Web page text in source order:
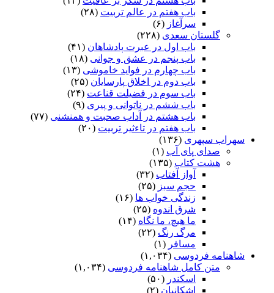
باب هفتم در عالم تربیت (۲۸)
سرآغاز (۶)
گلستان سعدی (۲۲۸)
باب اول در عبرت پادشاهان (۴۱)
باب پنجم در عشق و جوانى (۱۸)
باب چهارم در فواید خاموشى (۱۳)
باب دوم در اخلاق پارسایان (۲۵)
باب سوم در فضیلت قناعت (۲۴)
باب ششم در ناتوانى و پیرى (۹)
باب هشتم در آداب صحبت و همنشنى (۷۷)
باب هفتم در تاءثیر تربیت (۲۰)
سهراب سپهری (۱۳۶)
صدای پای آب (۱)
هشت کتاب (۱۳۵)
آواز آفتاب (۳۲)
حجم سبز (۲۵)
زندگی خواب ها (۱۶)
شرق اندوه (۲۵)
ما هیچ، ما نگاه (۱۴)
مرگ رنگ (۲۲)
مسافر (۱)
شاهنامه فردوسی (۱,۰۳۴)
متن کامل شاهنامه فردوسی (۱,۰۳۴)
اسکندر (۵۰)
اشکانیان (۲)